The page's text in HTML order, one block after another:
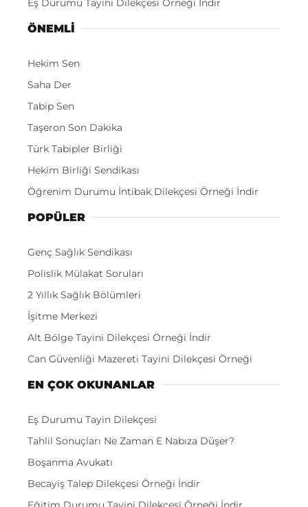
Eş Durumu Tayini Dilekçesi Örneği İndir
ÖNEMLI
Hekim Sen
Saha Der
Tabip Sen
Taşeron Son Dakika
Türk Tabipler Birliği
Hekim Birliği Sendikası
Öğrenim Durumu İntibak Dilekçesi Örneği İndir
POPÜLER
Genç Sağlık Sendikası
Polislik Mülakat Soruları
2 Yıllık Sağlık Bölümleri
İşitme Merkezi
Alt Bölge Tayini Dilekçesi Örneği İndir
Can Güvenliği Mazereti Tayini Dilekçesi Örneği
EN ÇOK OKUNANLAR
Eş Durumu Tayin Dilekçesi
Tahlil Sonuçları Ne Zaman E Nabıza Düşer?
Boşanma Avukatı
Becayiş Talep Dilekçesi Örneği İndir